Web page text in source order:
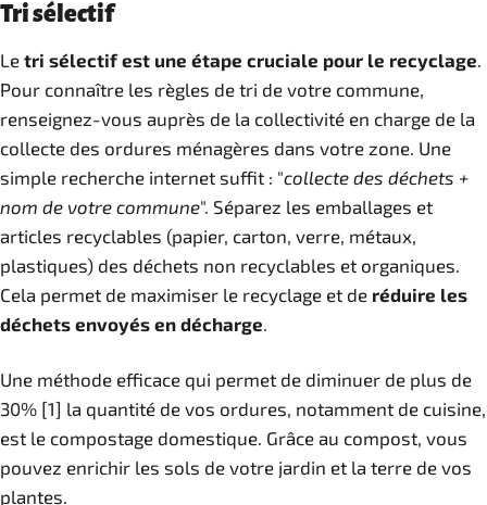
Tri sélectif
Le tri sélectif est une étape cruciale pour le recyclage.
Pour connaître les règles de tri de votre commune,
renseignez-vous auprès de la collectivité en charge de la
collecte des ordures ménagères dans votre zone. Une
simple recherche internet suffit : "collecte des déchets +
nom de votre commune". Séparez les emballages et
articles recyclables (papier, carton, verre, métaux,
plastiques) des déchets non recyclables et organiques.
Cela permet de maximiser le recyclage et de réduire les
déchets envoyés en décharge.
Une méthode efficace qui permet de diminuer de plus de
30% [1] la quantité de vos ordures, notamment de cuisine,
est le compostage domestique. Grâce au compost, vous
pouvez enrichir les sols de votre jardin et la terre de vos
plantes.